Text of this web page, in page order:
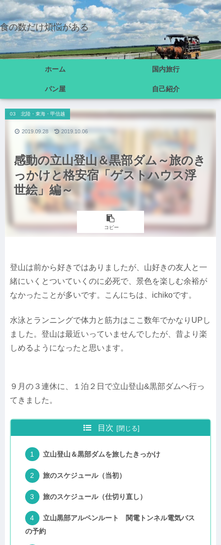
食の数だけ煩悩がある
ホーム 国内旅行
パン屋 自己紹介
感動の立山登山＆黒部ダム～旅のき
っかけと格安宿「ゲストハウス浮
世絵」編～
03 北陸・東海・甲信越
コピー
2019.10.06
2019.09.28
登山は前から好きではありましたが、山好きの友人と一
緒にいくとついていくのに必死で、景色を楽しむ余裕が
なかったことが多いです。こんにちは、ichikoです。
水泳とランニングで体力と筋力はここ数年でかなりUPし
ました。登山は最近いっていませんでしたが、昔より楽
しめるようになったと思います。
９月の３連休に、１泊２日で立山登山&黒部ダムへ行っ
てきました。
目次
立山登山＆黒部ダムを旅したきっかけ
旅のスケジュール（当初）
旅のスケジュール（仕切り直し）
立山黒部アルペンルート 関電トンネル電気バス
の予約